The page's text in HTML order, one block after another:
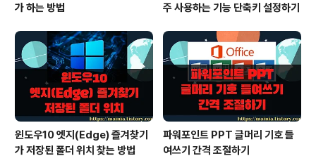
가 하는 방법
주 사용하는 기능 단축키 설정하기
윈도우10 엣지(Edge) 즐겨찾기
가 저장된 폴더 위치 찾는 방법
파워포인트 PPT 글머리 기호 들
여쓰기 간격 조절하기